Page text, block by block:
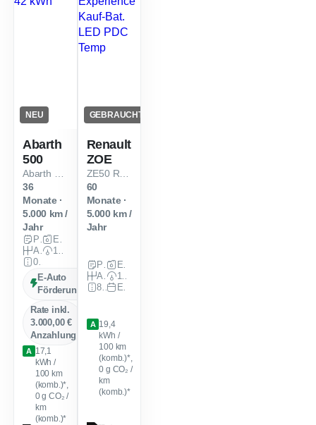
NEU
Abarth
500
Abarth 500 Cabrio 42 kWh
36
Monate ·
5.000 km /
Jahr
Privat
Elektro
Automatik
155 PS (114 kW)
0 km
E-Auto
Förderung
Rate inkl.
3.000,00 €
Anzahlung
A 17,1
kWh /
100 km
(komb.)*,
0g CO₂ /
km
(komb.)*
GEBRAUCHT
Renault
ZOE
ZE50 R110 Experience Kauf-Bat. LED PDC Temp
60
Monate ·
5.000 km /
Jahr
Privat
Elektro
Automatik
109 PS (80 kW)
84.300 km
EZ: Nov. 2021
A 19,4
kWh /
100 km
(komb.)*,
0 g CO₂ /
km
(komb.)*